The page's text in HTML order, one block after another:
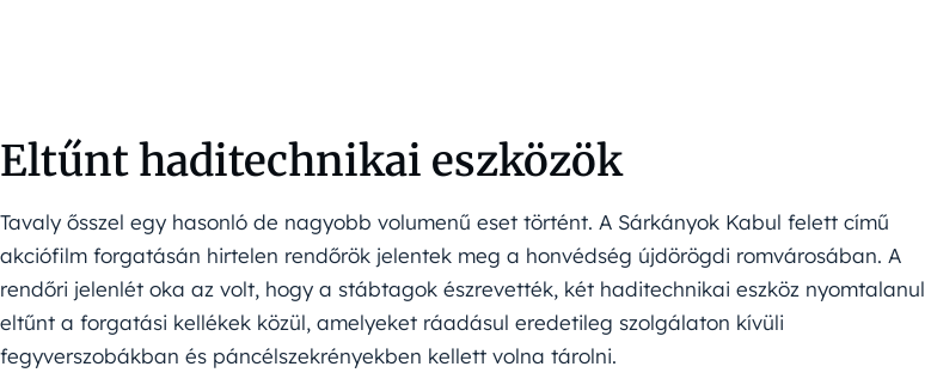
Eltűnt haditechnikai eszközök
Tavaly ősszel egy hasonló de nagyobb volumenű eset történt. A Sárkányok Kabul felett című
akciófilm forgatásán hirtelen rendőrök jelentek meg a honvédség újdörögdi romvárosában. A
rendőri jelenlét oka az volt, hogy a stábtagok észrevették, két haditechnikai eszköz nyomtalanul
eltűnt a forgatási kellékek közül, amelyeket ráadásul eredetileg szolgálaton kívüli
fegyverszobákban és páncélszekrényekben kellett volna tárolni.